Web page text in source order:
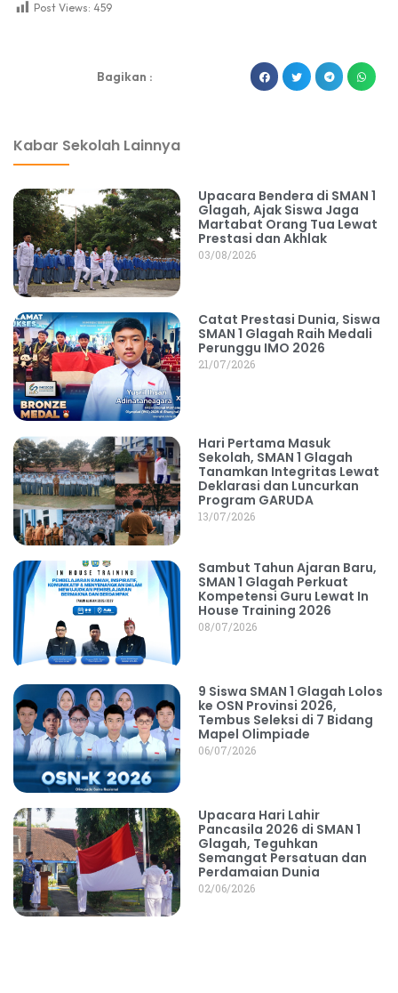
Post Views: 459
Bagikan :
Kabar Sekolah Lainnya
Upacara Bendera di SMAN 1
Glagah, Ajak Siswa Jaga
Martabat Orang Tua Lewat
Prestasi dan Akhlak
03/08/2026
Catat Prestasi Dunia, Siswa
SMAN 1 Glagah Raih Medali
Perunggu IMO 2026
21/07/2026
Hari Pertama Masuk
Sekolah, SMAN 1 Glagah
Tanamkan Integritas Lewat
Deklarasi dan Luncurkan
Program GARUDA
13/07/2026
Sambut Tahun Ajaran Baru,
SMAN 1 Glagah Perkuat
Kompetensi Guru Lewat In
House Training 2026
08/07/2026
9 Siswa SMAN 1 Glagah Lolos
ke OSN Provinsi 2026,
Tembus Seleksi di 7 Bidang
Mapel Olimpiade
06/07/2026
Upacara Hari Lahir
Pancasila 2026 di SMAN 1
Glagah, Teguhkan
Semangat Persatuan dan
Perdamaian Dunia
02/06/2026